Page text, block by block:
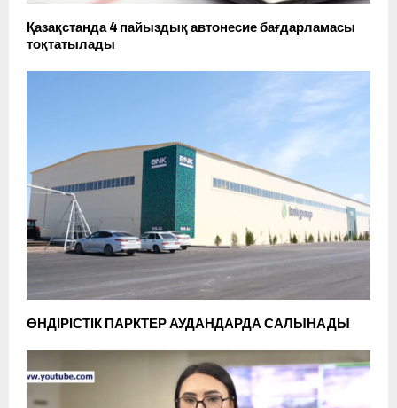
Қазақстанда 4 пайыздық автонесие бағдарламасы
тоқтатылады
ӨНДІРІСТІК ПАРКТЕР АУДАНДАРДА САЛЫНАДЫ